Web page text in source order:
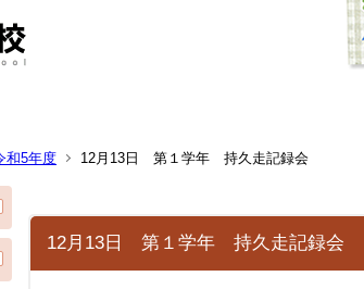
和5年度 12月13日 第１学年 持久走記録会
12月13日 第１学年 持久走記録会